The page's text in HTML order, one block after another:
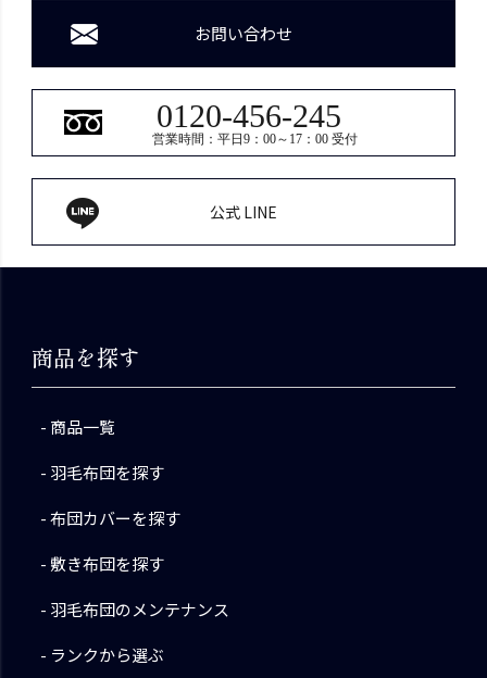
お問い合わせ
0120-456-245
営業時間：平日9：00～17：00 受付
公式 LINE
商品を探す
商品一覧
羽毛布団を探す
布団カバーを探す
敷き布団を探す
羽毛布団のメンテナンス
ランクから選ぶ